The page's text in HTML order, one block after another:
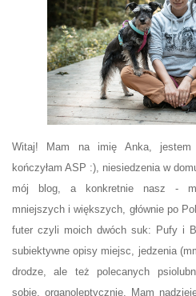
Witaj! Mam na imię Anka, jestem
kończyłam ASP :), niesiedzenia w
mój blog, a konkretnie nasz -
mniejszych i większych, głównie po
futer czyli moich dwóch suk: Pufy i
subiektywne opisy miejsc, jedzenia
drodze, ale też polecanych
sobie, organoleptycznie. Mam